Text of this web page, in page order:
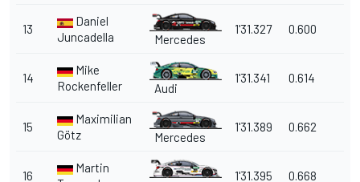
13
Daniel
Juncadella
Mercedes
1'31.327 0.600
14
Mike
Rockenfeller
Audi
1'31.341 0.614
15
Maximilian
Götz
Mercedes
1'31.389 0.662
16
Martin
1'31.395 0.668